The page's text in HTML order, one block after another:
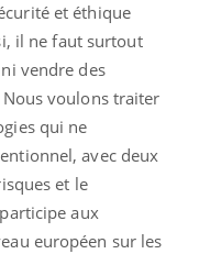
et éthique
il ne faut surtout
vendre des
voulons traiter
qui ne
avec deux
et le
aux
européen sur les